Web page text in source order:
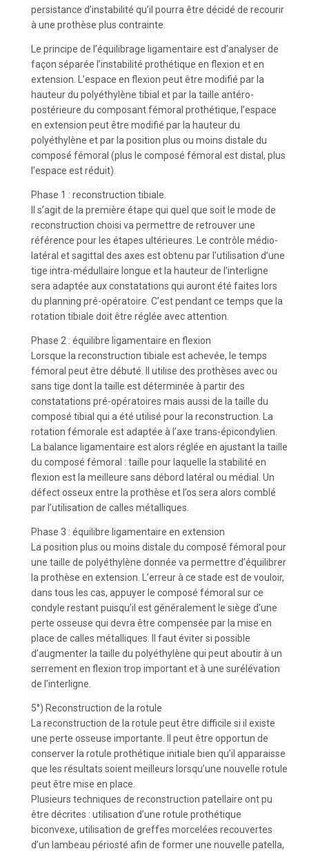
persistance d’instabilité qu’il pourra être décidé de recourir
à une prothèse plus contrainte.
Le principe de l’équilibrage ligamentaire est d’analyser de
façon séparée l’instabilité prothétique en flexion et en
extension. L’espace en flexion peut être modifié par la
hauteur du polyéthylène tibial et par la taille antéro-
postérieure du composant fémoral prothétique, l’espace
en extension peut être modifié par la hauteur du
polyéthylène et par la position plus ou moins distale du
composé fémoral (plus le composé fémoral est distal, plus
l’espace est réduit).
Phase 1 : reconstruction tibiale.
Il s’agit de la première étape qui quel que soit le mode de
reconstruction choisi va permettre de retrouver une
référence pour les étapes ultérieures. Le contrôle médio-
latéral et sagittal des axes est obtenu par l’utilisation d’une
tige intra-médullaire longue et la hauteur de l’interligne
sera adaptée aux constatations qui auront été faites lors
du planning pré-opératoire. C’est pendant ce temps que la
rotation tibiale doit être réglée avec attention.
Phase 2 : équilibre ligamentaire en flexion
Lorsque la reconstruction tibiale est achevée, le temps
fémoral peut être débuté. Il utilise des prothèses avec ou
sans tige dont la taille est déterminée à partir des
constatations pré-opératoires mais aussi de la taille du
composé tibial qui a été utilisé pour la reconstruction. La
rotation fémorale est adaptée à l’axe trans-épicondylien.
La balance ligamentaire est alors réglée en ajustant la taille
du composé fémoral : taille pour laquelle la stabilité en
flexion est la meilleure sans débord latéral ou médial. Un
défect osseux entre la prothèse et l’os sera alors comblé
par l’utilisation de calles métalliques.
Phase 3 : équilibre ligamentaire en extension
La position plus ou moins distale du composé fémoral pour
une taille de polyéthylène donnée va permettre d’équilibrer
la prothèse en extension. L’erreur à ce stade est de vouloir,
dans tous les cas, appuyer le composé fémoral sur ce
condyle restant puisqu’il est généralement le siège d’une
perte osseuse qui devra être compensée par la mise en
place de calles métalliques. Il faut éviter si possible
d’augmenter la taille du polyéthylène qui peut aboutir à un
serrement en flexion trop important et à une surélévation
de l’interligne.
5°) Reconstruction de la rotule
La reconstruction de la rotule peut être difficile si il existe
une perte osseuse importante. Il peut être opportun de
conserver la rotule prothétique initiale bien qu’il apparaisse
que les résultats soient meilleurs lorsqu’une nouvelle rotule
peut être mise en place.
Plusieurs techniques de reconstruction patellaire ont pu
être décrites : utilisation d’une rotule prothétique
biconvexe, utilisation de greffes morcelées recouvertes
d’un lambeau périosté afin de former une nouvelle patella,